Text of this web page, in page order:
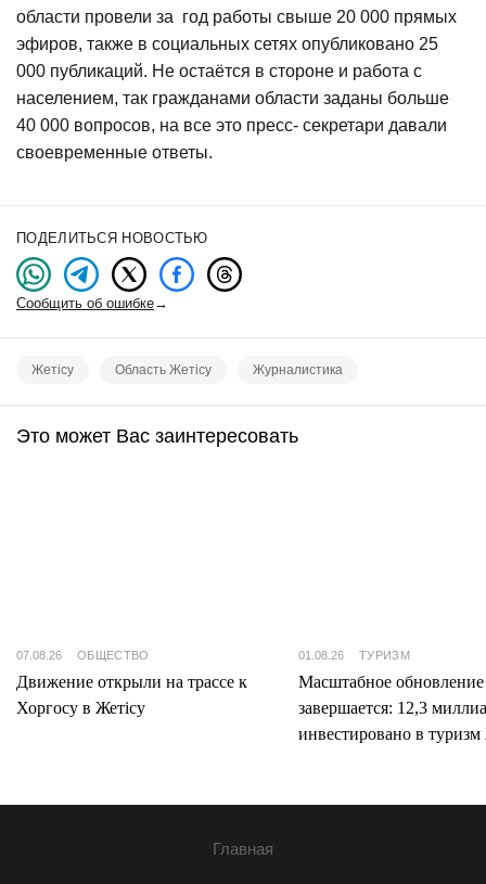
области провели за год работы свыше 20 000 прямых
эфиров, также в социальных сетях опубликовано 25
000 публикаций. Не остаётся в стороне и работа с
населением, так гражданами области заданы больше
40 000 вопросов, на все это пресс- секретари давали
своевременные ответы.
ПОДЕЛИТЬСЯ НОВОСТЬЮ
Сообщить об ошибке→
Жетісу Область Жетісу Журналистика
Это может Вас заинтересовать
07.08.26 ОБЩЕСТВО
Движение открыли на трассе к
Хоргосу в Жетісу
01.08.26 ТУРИЗМ
Масштабное
завершается: 12,3
инвестировано в туризм
Главная